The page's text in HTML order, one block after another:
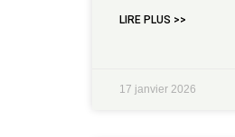
LIRE PLUS >>
17 janvier 2026